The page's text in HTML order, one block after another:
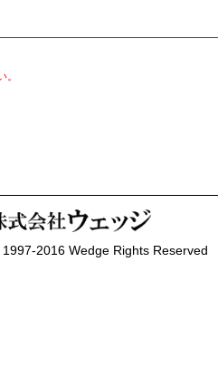
2016 Wedge Rights Reserved